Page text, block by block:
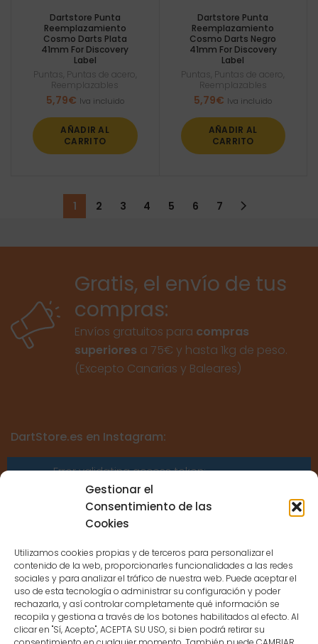
Gestionar el
Consentimiento de las
Cookies
Utilizamos cookies propias y de terceros para personalizar el
contenido de la web, proporcionarles funcionalidades a las redes
sociales y para analizar el tráfico de nuestra web. Puede aceptar el
uso de esta tecnología o administrar su configuración y poder
rechazarla, y así controlar completamente qué información se
recopila y gestiona a través de los botones habilitados al efecto. Al
clicar en "Sí, Acepto", ACEPTA SU USO, si bien podrá retirar su
Dartstore Punta
Reemplazamiento
Cosmo Darts Plata
41mm For Discovery
Label
Puntas Puntas de acero
Reemplazables
5,79€ Iva incluido
AÑADIR AL
CARRITO
Dartstore Punta
Reemplazamiento
Cosmo Darts Negro
41mm For Discovery
Label
Puntas Puntas de acero
Reemplazables
5,79€ Iva incluido
AÑADIR AL
CARRITO
1 2 3 4 5 6 7
Gratis, el envío de tus
compras:
Envíos gratuitos para compras
superiores a 75€ y hasta 1kg de peso.
(Excepto Canarias y Baleares)
DartStore.es en Instagram:
Error validating access token:
Sessions for the user are not allowed
because the user is not a confirmed
CONTACTO